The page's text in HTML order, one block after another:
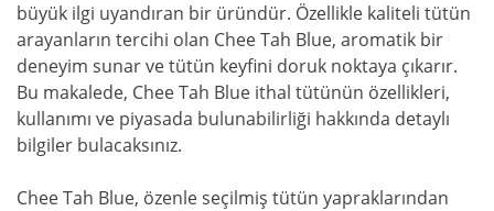
büyük ilgi uyandıran bir üründür. Özellikle kaliteli tütün
arayanların tercihi olan Chee Tah Blue, aromatik bir
deneyim sunar ve tütün keyfini doruk noktaya çıkarır.
Bu makalede, Chee Tah Blue ithal tütünün özellikleri,
kullanımı ve piyasada bulunabilirliği hakkında detaylı
bilgiler bulacaksınız.
Chee Tah Blue, özenle seçilmiş tütün yapraklarından